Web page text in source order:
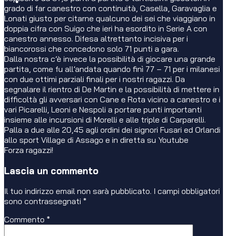
grado di far canestro con continuità, Casella, Garavaglia e
Lonati giusto per citarne qualcuno dei sei che viaggiano in
doppia cifra con Suigo che ieri ha esordito in Serie A con
canestro annesso. Difesa altrettanto incisiva per i
biancorossi che concedono solo 71 punti a gara.
Dalla nostra c’è invece la possibilità di giocare una grande
partita, come fu all’andata quando finì 77 – 71 per i milanesi
con due ottimi parziali finali per i nostri ragazzi. Da
segnalare il rientro di De Martin e la possibilità di mettere in
difficoltà gli avversari con Cane e Rota vicino a canestro e i
vari Picarelli, Leoni e Nespoli a portare punti importanti
insieme alle incursioni di Morelli e alle triple di Carparelli.
Palla a due alle 20,45 agli ordini dei signori Fusari ed Orlandi
allo sport Village di Assago e in diretta su Youtube
Forza ragazzi!
Lascia un commento
Il tuo indirizzo email non sarà pubblicato. I campi obbligatori
sono contrassegnati *
Commento *